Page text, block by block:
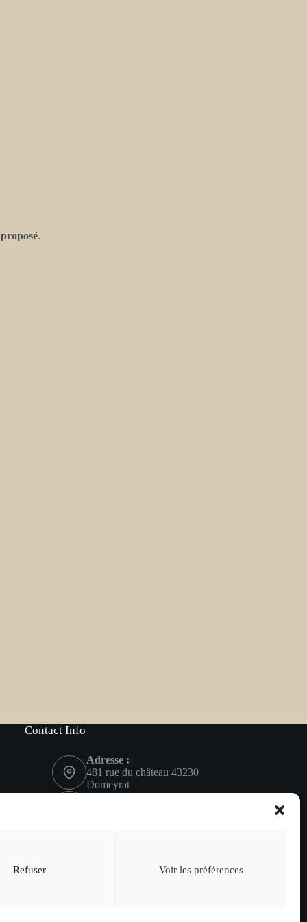
Refuser Voir les préférences
.
Contact Info
Adresse :
481 rue du château 43230
Domeyrat